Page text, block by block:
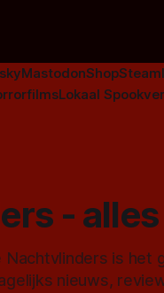
MastodonShopSteam
Lokaal
-
Nachtvlinders is het
nieuws,